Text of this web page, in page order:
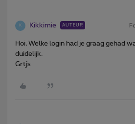
K Kikkimie AUTEUR
Hoi, Welke login had je graag gehad
duidelijk.
Grtjs